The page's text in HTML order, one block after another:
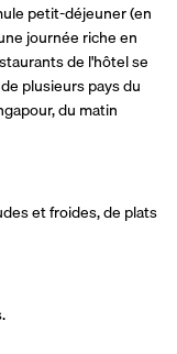
petit-déjeuner (en
journée riche en
de l'hôtel se
plusieurs pays du
du matin
et froides, de plats